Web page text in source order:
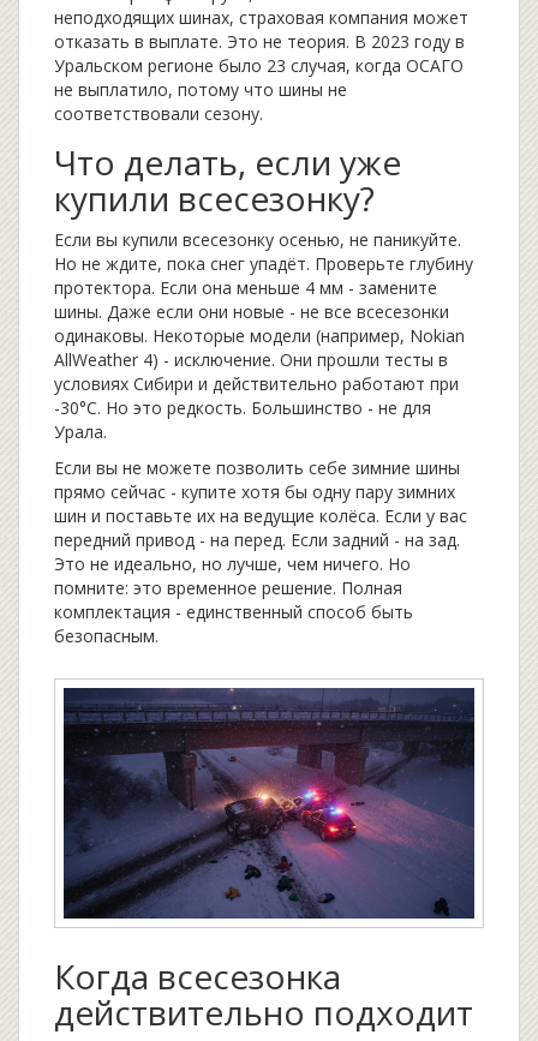
неподходящих шинах, страховая компания может
отказать в выплате. Это не теория. В 2023 году в
Уральском регионе было 23 случая, когда ОСАГО
не выплатило, потому что шины не
соответствовали сезону.
Что делать, если уже
купили всесезонку?
Если вы купили всесезонку осенью, не паникуйте.
Но не ждите, пока снег упадёт. Проверьте глубину
протектора. Если она меньше 4 мм - замените
шины. Даже если они новые - не все всесезонки
одинаковы. Некоторые модели (например, Nokian
AllWeather 4) - исключение. Они прошли тесты в
условиях Сибири и действительно работают при
-30°C. Но это редкость. Большинство - не для
Урала.
Если вы не можете позволить себе зимние шины
прямо сейчас - купите хотя бы одну пару зимних
шин и поставьте их на ведущие колёса. Если у вас
передний привод - на перед. Если задний - на зад.
Это не идеально, но лучше, чем ничего. Но
помните: это временное решение. Полная
комплектация - единственный способ быть
безопасным.
Когда всесезонка
действительно подходит